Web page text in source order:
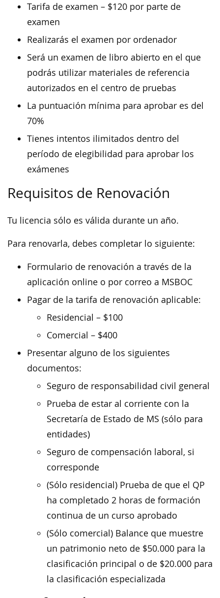
Tarifa de examen – $120 por parte de
examen
Realizarás el examen por ordenador
Será un examen de libro abierto en el que
podrás utilizar materiales de referencia
autorizados en el centro de pruebas
La puntuación mínima para aprobar es del
70%
Tienes intentos ilimitados dentro del
período de elegibilidad para aprobar los
exámenes
Requisitos de Renovación
Tu licencia sólo es válida durante un año.
Para renovarla, debes completar lo siguiente:
Formulario de renovación a través de la
aplicación online o por correo a MSBOC
Pagar de la tarifa de renovación aplicable:
Residencial – $100
Comercial – $400
Presentar alguno de los siguientes
documentos:
Seguro de responsabilidad civil general
Prueba de estar al corriente con la
Secretaría de Estado de MS (sólo para
entidades)
Seguro de compensación laboral, si
corresponde
(Sólo residencial) Prueba de que el QP
ha completado 2 horas de formación
continua de un curso aprobado
(Sólo comercial) Balance que muestre
un patrimonio neto de $50.000 para la
clasificación principal o de $20.000 para
la clasificación especializada